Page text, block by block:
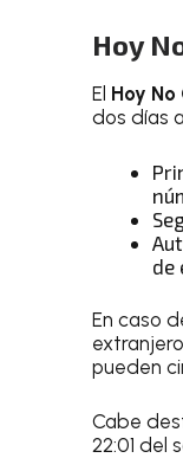
Hoy
El Hoy
dos días
de
En caso
pueden
Cabe
22:01 del